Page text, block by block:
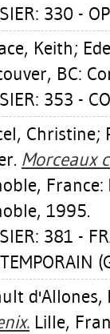
330 -
Keith;
BC:
353 -
Christine;
. Morceaux
1995.
381 -
d'Allones,
Lille,